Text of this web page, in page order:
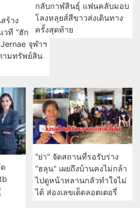
ร้าง
วที “ฮัก
จุฬาฯ
ามทรัพย์สิน
กลับกาฬสินธุ์ แฟนคลับมอบ
โลงหลุยส์สีขาวส่งเดินทาง
ครั้งสุดท้าย
"ย่า" จัดสถานที่รอรับร่าง
"ฮลุน" เผยถึงบ้านคงไม่กล้า
ไปดูหน้าหลานกลัวทำใจไม่
ได้ ส่องเลขเด็ดลอตเตอรี่